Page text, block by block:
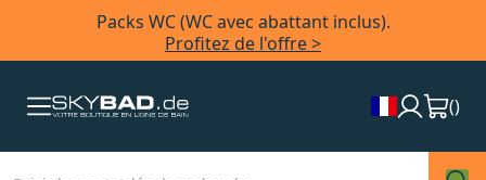
Packs WC (WC avec abattant inclus).
Profitez de l'offre >
()